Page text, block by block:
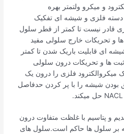
و میکرو ولتمتر بهره
دسته فلزی و شیشه ای تفکیک
قادر نیست تا کمتر از قطر سلول
ها و تحریکات خارج سلولی مفید
ای قابلیت باریک شدن تا کمتر
ها و تحریکات درون سلولی
میکروالکترود فلزی را درون یک
بودن شیشه را با پر کردن حدفاصل
و پتاسیم با غلظت متفاوت درون
بر سلول ها حاکم است.سلول های